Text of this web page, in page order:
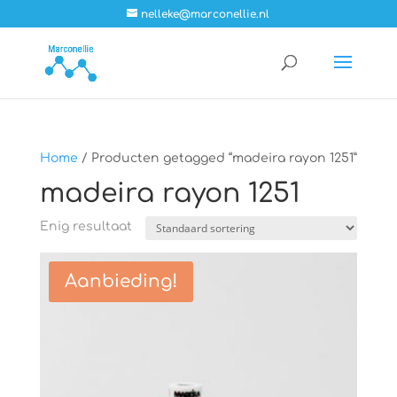
nelleke@marconellie.nl
Home / Producten getagged “madeira rayon 1251”
madeira rayon 1251
Enig resultaat
Aanbieding!